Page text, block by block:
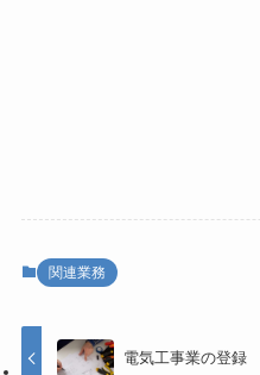
関連業務
電気工事業の登録